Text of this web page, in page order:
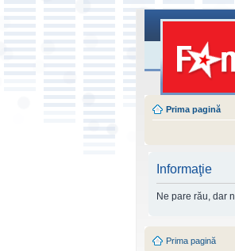
Prima pagină
Informaţie
Ne pare rău, dar
Prima pagină